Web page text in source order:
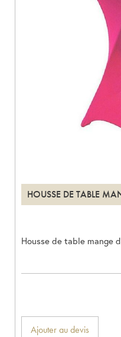
HOUSSE DE TABLE
Housse de table mange
Ajouter au devis